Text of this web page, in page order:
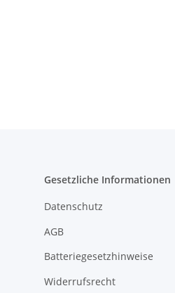
Gesetzliche Informationen
Datenschutz
AGB
Batteriegesetzhinweise
Widerrufsrecht